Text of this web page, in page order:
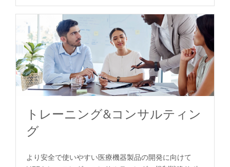
トレーニング&コンサルティン
グ
より安全で使いやすい医療機器製品の開発に向けて